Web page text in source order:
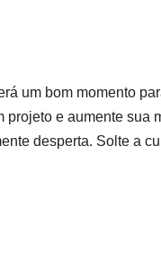
um bom momento
projeto e aumente sua
desperta. Solte a